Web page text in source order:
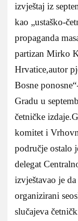
izvještaj iz
kao „ustaško-
propaganda
partizan Mirko
Hrvatice,autor
Bosne
Gradu u
četničke
komitet i
područje ostalo
delegat
izvještavao je
organizirani
slučajeva